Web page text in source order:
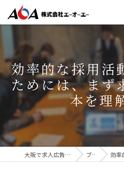
効率的な採用活
ためには、まず
本を理
大阪で求人広告なら株式会社AOA ブログ 効率的な